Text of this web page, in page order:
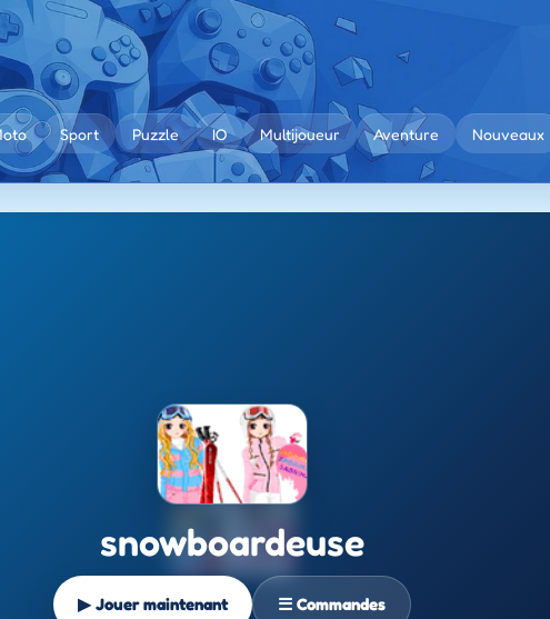
Sport Puzzle IO Multijoueur Aventure Nouveaux
snowboardeuse
▶ Jouer maintenant ☰ Commandes